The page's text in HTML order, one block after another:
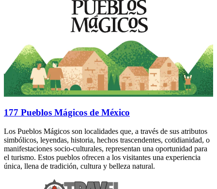
177 Pueblos Mágicos de México
Los Pueblos Mágicos son localidades que, a través de sus atributos
simbólicos, leyendas, historia, hechos trascendentes, cotidianidad, o
manifestaciones socio-culturales, representan una oportunidad para
el turismo. Estos pueblos ofrecen a los visitantes una experiencia
única, llena de tradición, cultura y belleza natural.